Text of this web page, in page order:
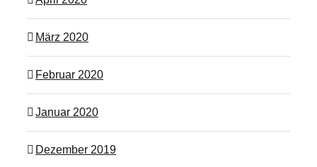
März 2020
Februar 2020
Januar 2020
Dezember 2019